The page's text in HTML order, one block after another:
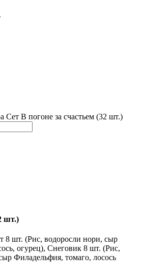
Сет В погоне за счастьем (32 шт.)
шт.)
8 шт. (Рис, водоросли нори, сыр
огурец), Снеговик 8 шт. (Рис,
Филадельфия, томаго, лосось